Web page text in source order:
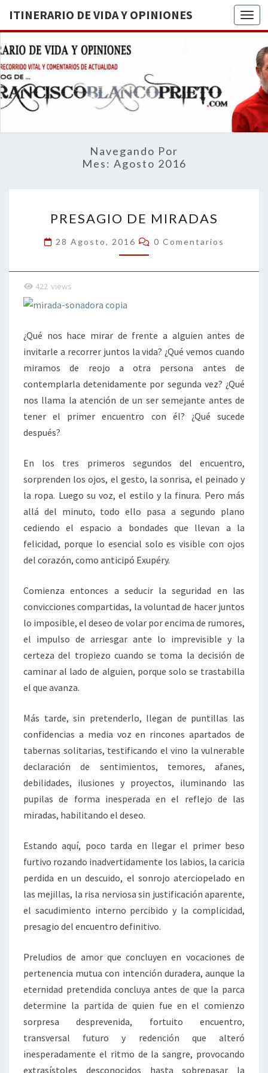
ITINERARIO DE VIDA Y OPINIONES
DE
BREVE
RECORRIDO
VITAL Y
ACTUALIDAD
Navegando Por
Mes: Agosto 2016
DE
MIRADAS
PRESAGIO DE MIRADAS
28 Agosto, 2016 Comentarios
0 Comentarios
422 views
¿Qué nos hace mirar de frente a alguien antes de
invitarle a recorrer juntos la vida? ¿Qué vemos cuando
miramos de reojo a otra persona antes de
contemplarla detenidamente por segunda vez? ¿Qué
nos llama la atención de un ser semejante antes de
tener el primer encuentro con él? ¿Qué sucede
después?
En los tres primeros segundos del encuentro,
sorprenden los ojos, el gesto, la sonrisa, el peinado y
la ropa. Luego su voz, el estilo y la finura. Pero más
allá del minuto, todo ello pasa a segundo plano
cediendo el espacio a bondades que llevan a la
felicidad, porque lo esencial solo es visible con ojos
del corazón, como anticipó Exupéry.
Comienza entonces a seducir la seguridad en las
convicciones compartidas, la voluntad de hacer juntos
lo imposible, el deseo de volar por encima de rumores,
el impulso de arriesgar ante lo imprevisible y la
certeza del tropiezo cuando se toma la decisión de
caminar al lado de alguien, porque solo se trastabilla
el que avanza.
Más tarde, sin pretenderlo, llegan de puntillas las
confidencias a media voz en rincones apartados de
tabernas solitarias, testificando el vino la vulnerable
declaración de sentimientos, temores, afanes,
debilidades, ilusiones y proyectos, iluminando las
pupilas de forma inesperada en el reflejo de las
miradas, habilitando el deseo.
Estando aquí, poco tarda en llegar el primer beso
furtivo rozando inadvertidamente los labios, la caricia
perdida en un descuido, el sonrojo aterciopelado en
las mejillas, la risa nerviosa sin justificación aparente,
el sacudimiento interno percibido y la complicidad,
presagio del encuentro definitivo.
Preludios de amor que concluyen en vocaciones de
pertenencia mutua con intención duradera, aunque la
eternidad pretendida concluya antes de que la parca
determine la partida de quien fue en el comienzo
sorpresa desprevenida, fortuito encuentro,
transversal futuro y redención que alteró
inesperadamente el ritmo de la sangre, provocando
extrasístoles desconocidos hasta sobrepasar la